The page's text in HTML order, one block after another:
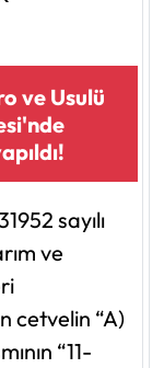
ve Usulü
sayılı
ve
cetvelin “A)
“11-